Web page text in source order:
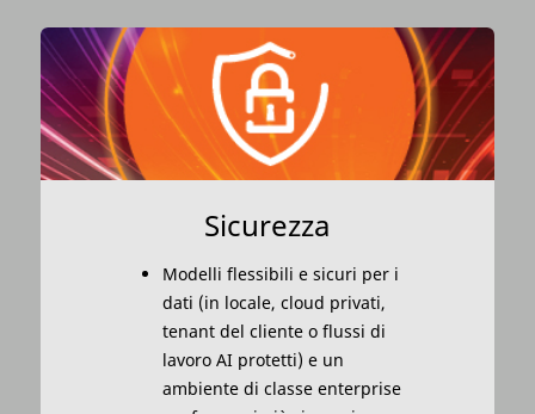
Sicurezza
Modelli flessibili e sicuri per i
dati (in locale, cloud privati,
tenant del cliente o flussi di
lavoro AI protetti) e un
ambiente di classe enterprise